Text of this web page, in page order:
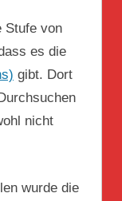
Stufe von
es die
gibt. Dort
nicht
wurde die